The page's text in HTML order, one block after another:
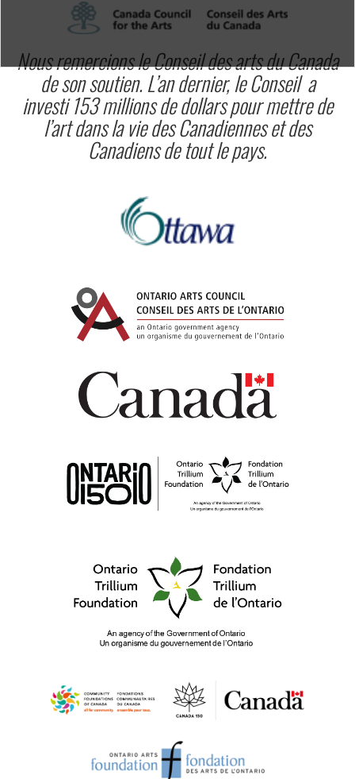
Nous remercions le Conseil des arts du Canada
de son soutien. L’an dernier, le Conseil a
investi 153 millions de dollars pour mettre de
l’art dans la vie des Canadiennes et des
Canadiens de tout le pays.